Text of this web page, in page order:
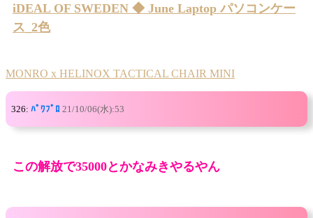
iDEAL OF SWEDEN ◆ June Laptop パソコンケー
ス_2色
MONRO x HELINOX TACTICAL CHAIR MINI
326: ﾊﾟﾜﾌﾟﾛ 21/10/06(水):53
この解放で35000とかなみきやるやん